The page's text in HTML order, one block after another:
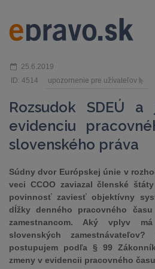
25.6.2019
ID: 4514
upozornenie pre užívateľov
Rozsudok SDEÚ
evidenciu
slovenského práva
Súdny dvor Európskej únie v
veci CCOO zaviazal členské
povinnosť zaviesť objektívny
dĺžky denného pracovného
zamestnancom. Aký vplyv
slovenských
postupujem podľa § 99
zmeny v evidencii pracovného